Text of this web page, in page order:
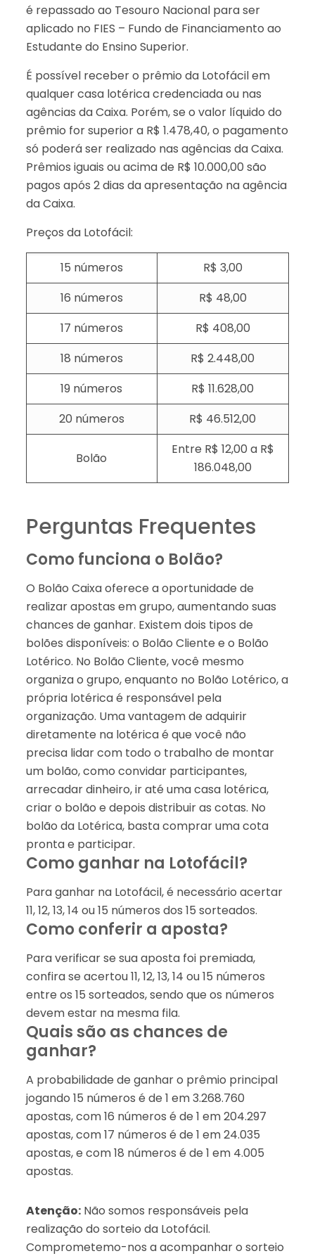
é repassado ao Tesouro Nacional para ser
aplicado no FIES – Fundo de Financiamento ao
Estudante do Ensino Superior.
É possível receber o prêmio da Lotofácil em
qualquer casa lotérica credenciada ou nas
agências da Caixa. Porém, se o valor líquido do
prêmio for superior a R$ 1.478,40, o pagamento
só poderá ser realizado nas agências da Caixa.
Prêmios iguais ou acima de R$ 10.000,00 são
pagos após 2 dias da apresentação na agência
da Caixa.
Preços da Lotofácil:
15 números
R$ 3,00
16 números
R$ 48,00
17 números
R$ 408,00
18 números
R$ 2.448,00
19 números
R$ 11.628,00
20 números
R$ 46.512,00
Bolão
Entre R$ 12,00 a R$
186.048,00
Perguntas Frequentes
Como funciona o Bolão?
O Bolão Caixa oferece a oportunidade de
realizar apostas em grupo, aumentando suas
chances de ganhar. Existem dois tipos de
bolões disponíveis: o Bolão Cliente e o Bolão
Lotérico. No Bolão Cliente, você mesmo
organiza o grupo, enquanto no Bolão Lotérico, a
própria lotérica é responsável pela
organização. Uma vantagem de adquirir
diretamente na lotérica é que você não
precisa lidar com todo o trabalho de montar
um bolão, como convidar participantes,
arrecadar dinheiro, ir até uma casa lotérica,
criar o bolão e depois distribuir as cotas. No
bolão da Lotérica, basta comprar uma cota
pronta e participar.
Como ganhar na Lotofácil?
Para ganhar na Lotofácil, é necessário acertar
11, 12, 13, 14 ou 15 números dos 15 sorteados.
Como conferir a aposta?
Para verificar se sua aposta foi premiada,
confira se acertou 11, 12, 13, 14 ou 15 números
entre os 15 sorteados, sendo que os números
devem estar na mesma fila.
Quais são as chances de
ganhar?
A probabilidade de ganhar o prêmio principal
jogando 15 números é de 1 em 3.268.760
apostas, com 16 números é de 1 em 204.297
apostas, com 17 números é de 1 em 24.035
apostas, e com 18 números é de 1 em 4.005
apostas.
Atenção:Não somos responsáveis pela
realização do sorteio da Lotofácil.
Comprometemo-nos a acompanhar o sorteio